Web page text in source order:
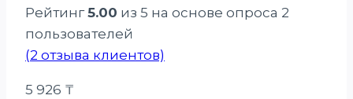
Рейтинг5.00 из 5 на основе опроса 2
пользователей
(2 отзыва клиентов)
5 926 ₸